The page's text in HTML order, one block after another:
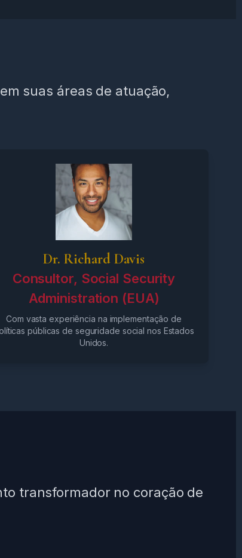
suas áreas de atuação,
Dr. Richard Davis
Consultor, Social Security
Administration (EUA)
Com vasta experiência na implementação de
públicas de seguridade social nos Estados
Unidos.
transformador no coração de